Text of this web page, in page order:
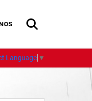
Language ▼